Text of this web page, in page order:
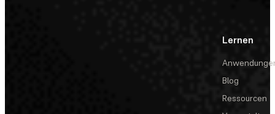
Lernen
Blog
Ressourcen